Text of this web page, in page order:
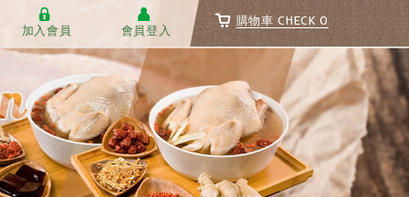
加入會員 會員登入
購物車 CHECK 0